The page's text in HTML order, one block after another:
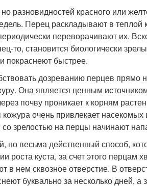
разновидностей красного или
Перец раскладывают в теплой
переворачивают их.
то, становится биологически
покраснеют быстрее.
дозреванию перцев прямо
Она является ценным
почву проникает к корням
очень привлекает насекомых
зрелостью на перцы начинают
но весьма действенный способ,
роста куста, за счет этого перцам
в нем сквозное отверстие. В
буквально за несколько дней, а